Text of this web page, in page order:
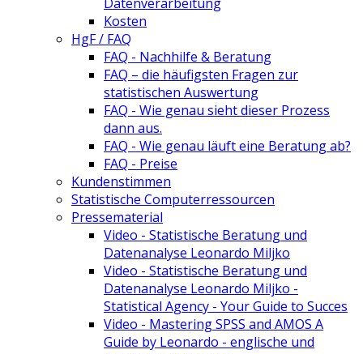
Kosten
HgF / FAQ
FAQ - Nachhilfe & Beratung
FAQ – die häufigsten Fragen zur
statistischen Auswertung
FAQ - Wie genau sieht dieser Prozess
dann aus.
FAQ - Wie genau läuft eine Beratung ab?
FAQ - Preise
Kundenstimmen
Statistische Computerressourcen
Pressematerial
Video - Statistische Beratung und
Datenanalyse Leonardo Miljko
Video - Statistische Beratung und
Datenanalyse Leonardo Miljko -
Statistical Agency - Your Guide to Succes
Video - Mastering SPSS and AMOS A
Guide by Leonardo - englische und